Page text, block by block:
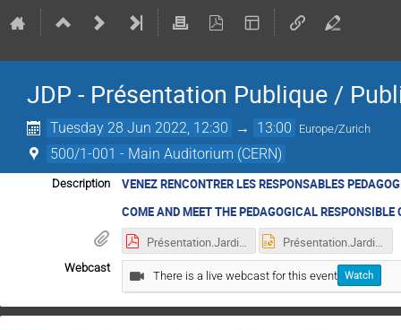
JDP - Présentation Publique /
Tuesday 28 Jun 2022, 12:30 → 13:00 Europe/Zurich
500/1-001 - Main Auditorium (CERN)
Description
VENEZ RENCONTRER LES RESPONSABLES
COME AND MEET THE PEDAGOGICAL RESPONSIBLE
Webcast
There is a live webcast for this event Watch